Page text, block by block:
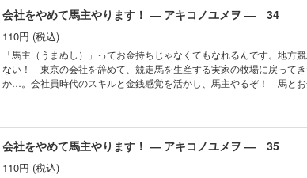
会社をやめて馬主やります！ ― アキコノユメヲ ― 34
110円 (税込)
「馬主（うまぬし）」ってお金持ちじゃなくてもなれるんです。地方
ない！ 東京の会社を辞めて、競走馬を生産する実家の牧場に戻って
か…。会社員時代のスキルと金銭感覚を活かし、馬主やるぞ！ 馬と
会社をやめて馬主やります！ ― アキコノユメヲ ― 35
110円 (税込)